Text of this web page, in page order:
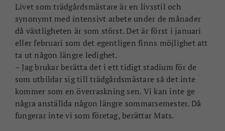
Livet som trädgårdsmästare är en livsstil och
synonymt med intensivt arbete under de månader
då växtligheten är som störst. Det är först i januari
eller februari som det egentligen finns möjlighet att
ta ut någon längre ledighet.
– Jag brukar berätta det i ett tidigt stadium för de
som utbildar sig till trädgårdsmästare så det inte
kommer som en överraskning sen. Vi kan inte ge
några anställda någon längre sommarsemester. Då
fungerar inte vi som företag, berättar Mats.